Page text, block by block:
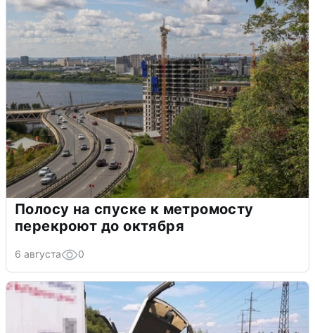
Полосу на спуске к метромосту
перекроют до октября
6 августа 0